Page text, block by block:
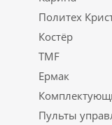
Политех
Костёр
TMF
Ермак
Пульты